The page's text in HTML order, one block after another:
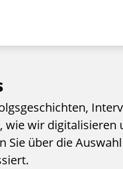
wie wir digitalisieren
Sie über die